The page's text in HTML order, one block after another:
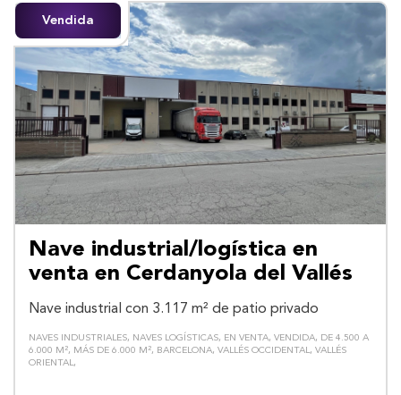
Vendida
Nave industrial/logística en
venta en Cerdanyola del Vallés
Nave industrial con 3.117 m² de patio privado
NAVES INDUSTRIALES NAVES LOGÍSTICAS EN VENTA VENDIDA
DE 4.500 A
6.000 M²
MÁS DE 6.000 M² BARCELONA VALLÉS OCCIDENTAL VALLÉS
ORIENTAL